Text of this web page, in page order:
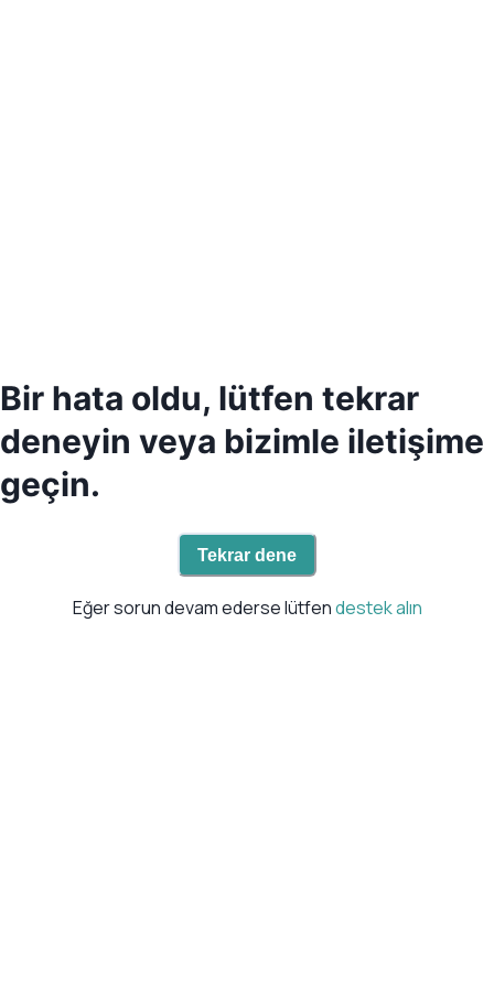
Bir hata oldu, lütfen tekrar
deneyin veya bizimle iletişime
geçin.
Tekrar dene
Eğer sorun devam ederse lütfendestek alın